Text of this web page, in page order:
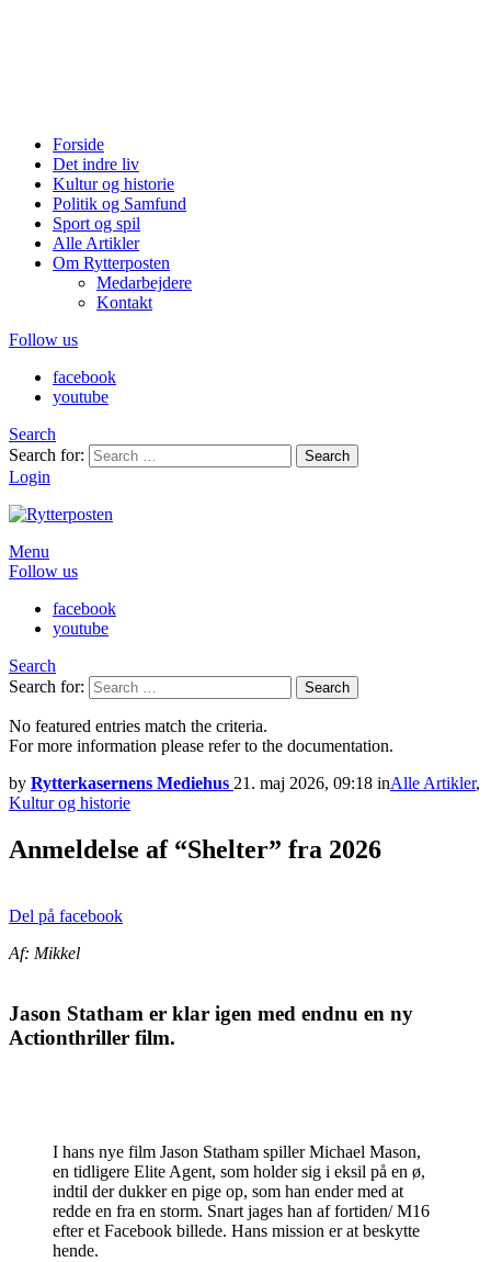
Forside
Det indre liv
Kultur og historie
Politik og Samfund
Sport og spil
Alle Artikler
Om Rytterposten
Medarbejdere
Kontakt
Follow us
facebook
youtube
Search
Search for:
Search
Login
Menu
Follow us
facebook
youtube
Search
Search for:
Search
No featured entries match the criteria.
For more information please refer to the documentation.
by Rytterkasernens Mediehus 21. maj 2026, 09:18 inAlle Artikler,
Kultur og historie
Anmeldelse af “Shelter” fra 2026
Del på facebook
Af: Mikkel
Jason Statham er klar igen med endnu en ny
Actionthriller film.
I hans nye film Jason Statham spiller Michael Mason,
en tidligere Elite Agent, som holder sig i eksil på en ø,
indtil der dukker en pige op, som han ender med at
redde en fra en storm. Snart jages han af fortiden/ M16
efter et Facebook billede. Hans mission er at beskytte
hende.